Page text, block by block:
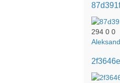
294 0 0